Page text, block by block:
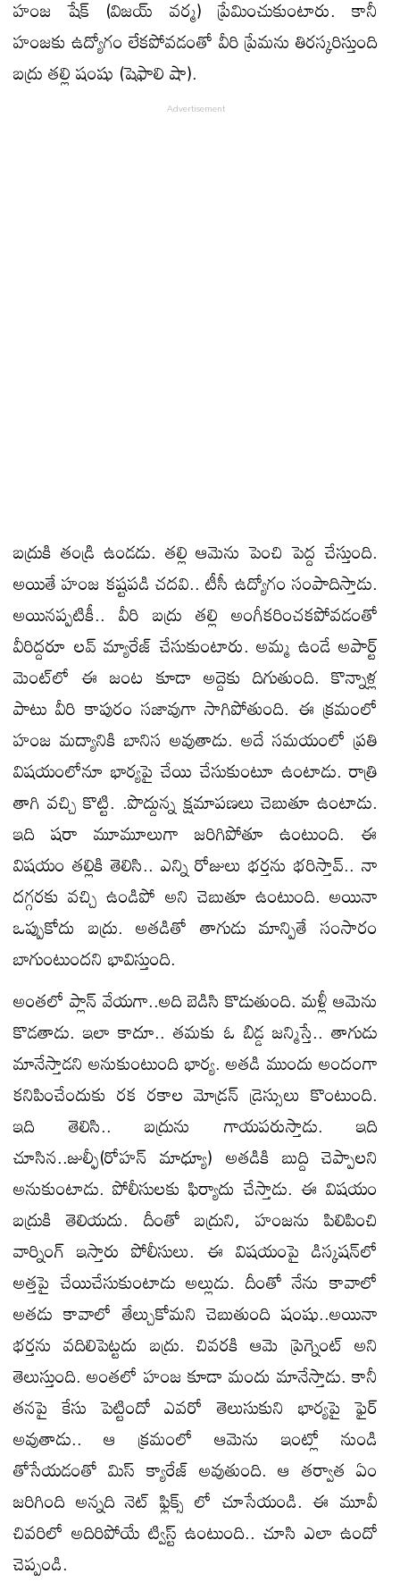
హంజ షేక్ (విజయ్ వర్మ) ప్రేమించుకుంటారు. కానీ
హంజకు ఉద్యోగం లేకపోవడంతో వీరి ప్రేమను తిరస్కరిస్తుంది
బద్రు తల్లి షంషు (షెఫాలి షా).
బద్రుకి తండ్రి ఉండడు. తల్లి ఆమెను పెంచి పెద్ద చేస్తుంది.
అయితే హంజ కష్టపడి చదవి.. టీసీ ఉద్యోగం సంపాదిస్తాడు.
అయినప్పటికీ.. వీరి బద్రు తల్లి అంగీకరించకపోవడంతో
వీరిద్దరూ లవ్ మ్యారేజ్ చేసుకుంటారు. అమ్మ ఉండే అపార్ట్
మెంట్‌లో ఈ జంట కూడా అద్దెకు దిగుతుంది. కొన్నాళ్ల
పాటు వీరి కాపురం సజావుగా సాగిపోతుంది. ఈ క్రమంలో
హంజ మద్యానికి బానిస అవుతాడు. అదే సమయంలో ప్రతి
విషయంలోనూ భార్యపై చేయి చేసుకుంటూ ఉంటాడు. రాత్రి
తాగి వచ్చి కొట్టి. .పొద్దున్న క్షమాపణలు చెబుతూ ఉంటాడు.
ఇది షరా మూమూలుగా జరిగిపోతూ ఉంటుంది. ఈ
విషయం తల్లికి తెలిసి.. ఎన్ని రోజులు భర్తను భరిస్తావ్.. నా
దగ్గరకు వచ్చి ఉండిపో అని చెబుతూ ఉంటుంది. అయినా
ఒప్పుకోదు బద్రు. అతడితో తాగుడు మాన్పితే సంసారం
బాగుంటుందని భావిస్తుంది.
అంతలో ప్లాన్ వేయగా..అది బెడిసి కొడుతుంది. మళ్లీ ఆమెను
కొడతాడు. ఇలా కాదూ.. తమకు ఓ బిడ్డ జన్మిస్తే.. తాగుడు
మానేస్తాడని అనుకుంటుంది భార్య. అతడి ముందు అందంగా
కనిపించేందుకు రక రకాల మోడ్రన్ డ్రెస్సులు కొంటుంది.
ఇది తెలిసి.. బద్రును గాయపరుస్తాడు. ఇది
చూసిన..జుల్ఫీ(రోహన్ మాధ్యూ) అతడికి బుద్ది చెప్పాలని
అనుకుంటాడు. పోలీసులకు ఫిర్యాదు చేస్తాడు. ఈ విషయం
బద్రుకి తెలియదు. దీంతో బద్రుని, హంజను పిలిపించి
వార్నింగ్ ఇస్తారు పోలీసులు. ఈ విషయంపై డిస్కషన్‌లో
అత్తపై చేయిచేసుకుంటాడు అల్లుడు. దీంతో నేను కావాలో
అతడు కావాలో తేల్చుకోమని చెబుతుంది షంషు..అయినా
భర్తను వదిలిపెట్టదు బద్రు. చివరకి ఆమె ప్రెగ్నెంట్ అని
తెలుస్తుంది. అంతలో హంజ కూడా మందు మానేస్తాడు. కానీ
తనపై కేసు పెట్టిందో ఎవరో తెలుసుకుని భార్యపై ఫైర్
అవుతాడు.. ఆ క్రమంలో ఆమెను ఇంట్లో నుండి
తోసేయడంతో మిస్ క్యారేజ్ అవుతుంది. ఆ తర్వాత ఏం
జరిగింది అన్నది నెట్ ఫ్లిక్స్ లో చూసేయండి. ఈ మూవీ
చివరిలో అదిరిపోయే ట్విస్ట్ ఉంటుంది.. చూసి ఎలా ఉందో
చెప్పండి.